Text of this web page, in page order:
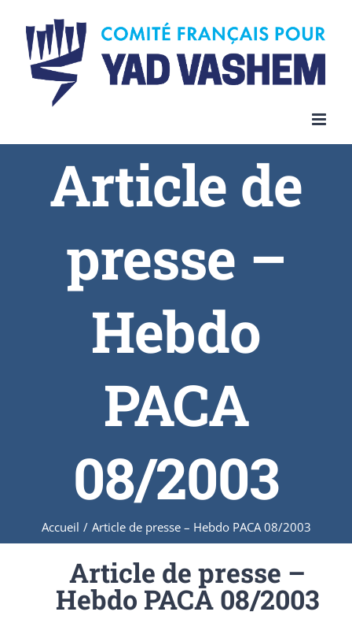
Article de
presse –
Hebdo
PACA
08/2003
Accueil / Article de presse – Hebdo PACA 08/2003
Article de presse –
Hebdo PACA 08/2003